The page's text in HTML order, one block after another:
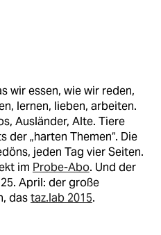
wir essen, wie wir reden,
lernen, lieben, arbeiten.
Ausländer, Alte. Tiere
der „harten Themen“. Die
jeden Tag vier Seiten.
im Probe-Abo. Und der
April: der große
dastaz.lab 2015.